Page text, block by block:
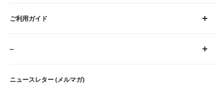
ニュースレター (メルマガ)
※臨時休業日等はトップページにてご案内します。
お問い合わせ
ご利用ガイド
ご注文・お支払いについて
返品・交換・初期不良・海外製品について
--
プライバシーポリシー